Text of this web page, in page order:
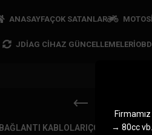
ANASAYFAÇOK SATANLAR
JDIAG CIHAZ GÜNCELLEMELERI
BAĞLANTI KABLOLARI ÇOK SATANLAR
→ 80cc